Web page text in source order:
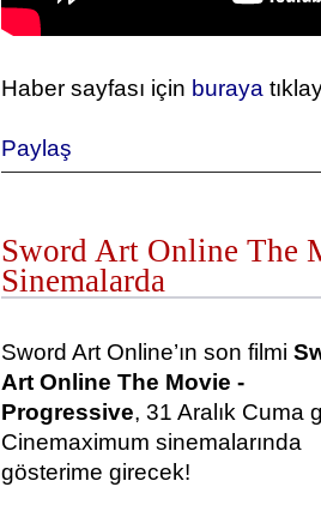
Haber sayfası için buraya
Paylaş
Sword Art Online The
Sinemalarda
Sword Art Online’ın son filmi
Art Online The Movie -
Progressive, 31 Aralık Cuma
Cinemaximum sinemalarında
gösterime girecek!